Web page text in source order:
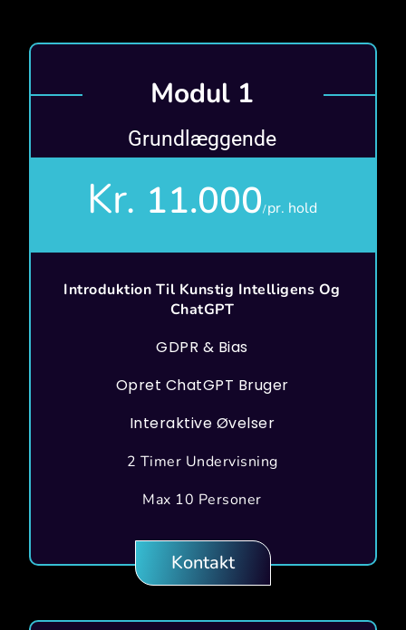
Modul 1
Grundlæggende
Kr. 11.000/pr. hold
Introduktion Til Kunstig Intelligens Og
ChatGPT
GDPR & Bias
Opret ChatGPT Bruger
Interaktive Øvelser
2 Timer Undervisning
Max 10 Personer
Kontakt